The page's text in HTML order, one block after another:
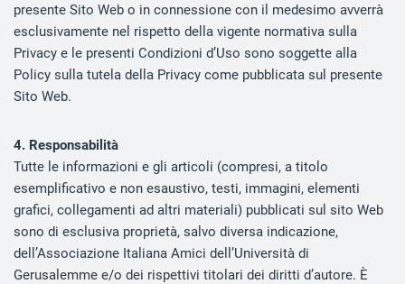
presente Sito Web o in connessione con il medesimo avverrà
esclusivamente nel rispetto della vigente normativa sulla
Privacy e le presenti Condizioni d’Uso sono soggette alla
Policy sulla tutela della Privacy come pubblicata sul presente
Sito Web.
4. Responsabilità
Tutte le informazioni e gli articoli (compresi, a titolo
esemplificativo e non esaustivo, testi, immagini, elementi
grafici, collegamenti ad altri materiali) pubblicati sul sito Web
sono di esclusiva proprietà, salvo diversa indicazione,
dell’Associazione Italiana Amici dell’Università di
Gerusalemme e/o dei rispettivi titolari dei diritti d’autore. È